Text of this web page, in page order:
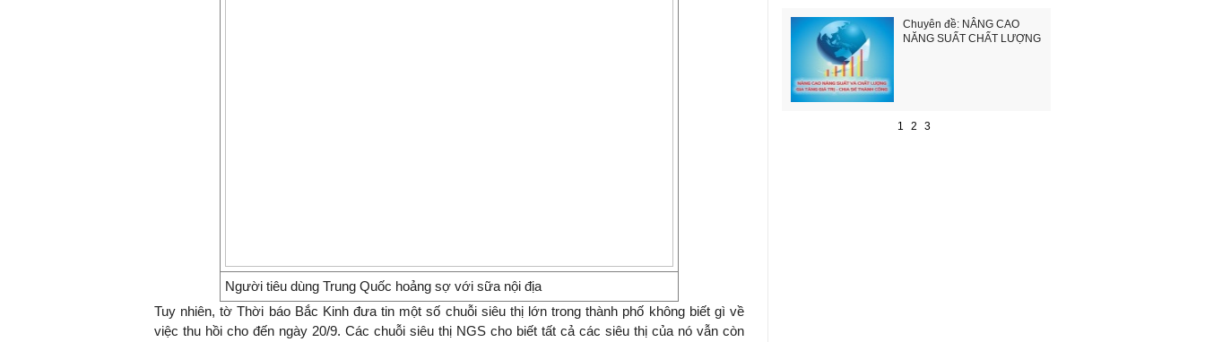
Người tiêu dùng Trung Quốc hoảng sợ với sữa nội địa
Tuy nhiên, tờ Thời báo Bắc Kinh đưa tin một số chuỗi siêu thị lớn trong thành phố không biết gì về
việc thu hồi cho đến ngày 20/9. Các chuỗi siêu thị NGS cho biết tất cả các siêu thị của nó vẫn còn
Chuyên đề: NÂNG CAO
NĂNG SUẤT CHẤT LƯỢNG
1 2 3